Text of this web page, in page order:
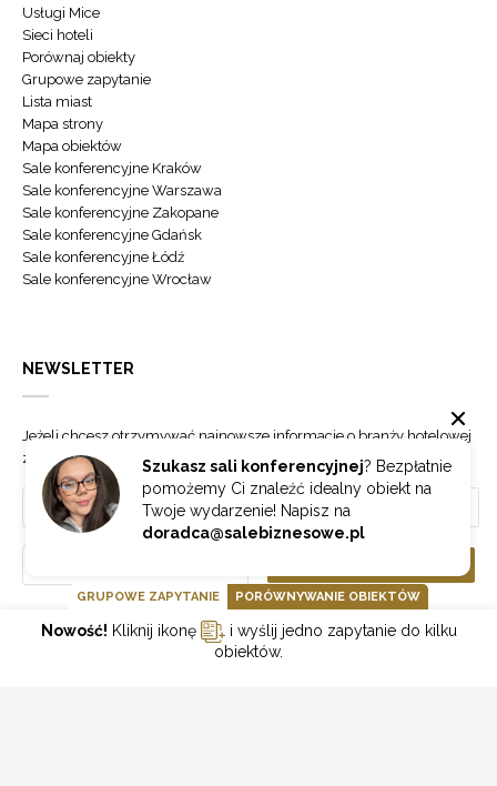
Szukasz sali konferencyjnej? Bezpłatnie
pomożemy Ci znaleźć idealny obiekt na
Twoje wydarzenie! Napisz na
doradca@salebiznesowe.pl
Usługi Mice
Sieci hoteli
Porównaj obiekty
Grupowe zapytanie
Lista miast
Mapa strony
Mapa obiektów
Sale konferencyjne Kraków
Sale konferencyjne Warszawa
Sale konferencyjne Zakopane
Sale konferencyjne Gdańsk
Sale konferencyjne Łódź
Sale konferencyjne Wrocław
NEWSLETTER
Jeżeli chcesz otrzymywać najnowsze informacje o branży hotelowej
zapisz się do naszego newslettera.
GOONLINE.PL SPÓŁKA Z OGRANICZONĄ ODPOWIEDZIALNOŚCIĄ SP.K.
GRUPOWE ZAPYTANIE PORÓWNYWANIE OBIEKTÓW
Nowość! Kliknij ikonę
i wyślij jedno zapytanie do kilku
obiektów.